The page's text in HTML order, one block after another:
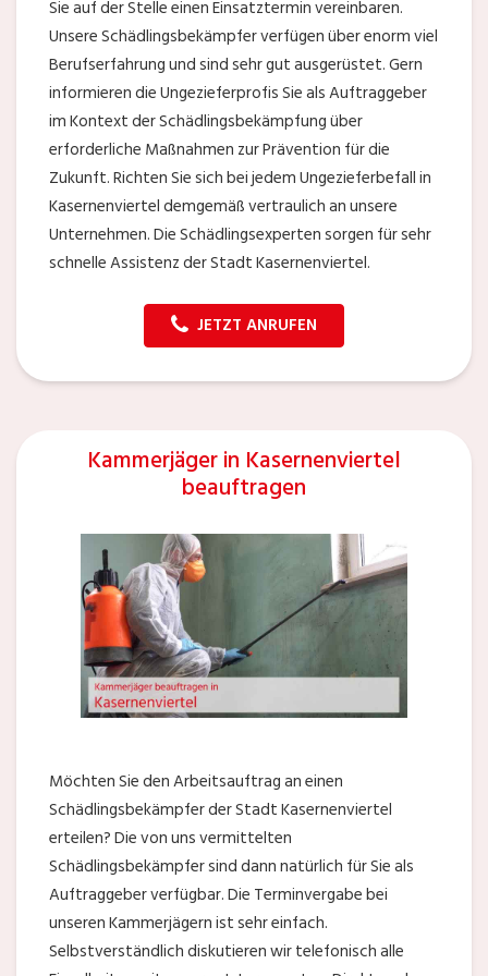
Sie auf der Stelle einen Einsatztermin vereinbaren.
Unsere Schädlingsbekämpfer verfügen über enorm viel
Berufserfahrung und sind sehr gut ausgerüstet. Gern
informieren die Ungezieferprofis Sie als Auftraggeber
im Kontext der Schädlingsbekämpfung über
erforderliche Maßnahmen zur Prävention für die
Zukunft. Richten Sie sich bei jedem Ungezieferbefall in
Kasernenviertel demgemäß vertraulich an unsere
Unternehmen. Die Schädlingsexperten sorgen für sehr
schnelle Assistenz der Stadt Kasernenviertel.
JETZT ANRUFEN
Kammerjäger in Kasernenviertel
beauftragen
Möchten Sie den Arbeitsauftrag an einen
Schädlingsbekämpfer der Stadt Kasernenviertel
erteilen? Die von uns vermittelten
Schädlingsbekämpfer sind dann natürlich für Sie als
Auftraggeber verfügbar. Die Terminvergabe bei
unseren Kammerjägern ist sehr einfach.
Selbstverständlich diskutieren wir telefonisch alle